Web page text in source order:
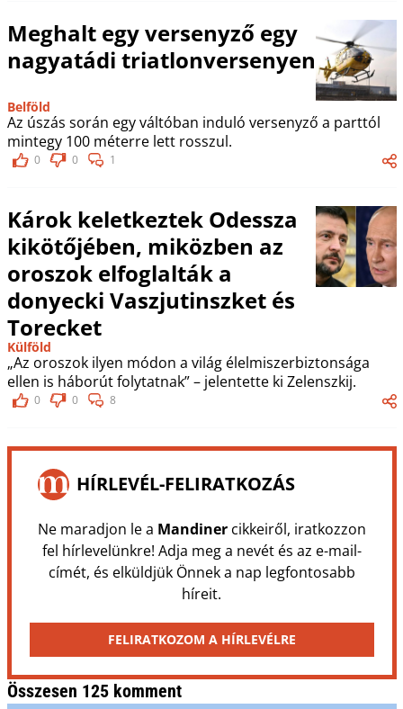
Meghalt egy versenyző egy
nagyatádi triatlonversenyen
Belföld
Az úszás során egy váltóban induló versenyző a parttól
mintegy 100 méterre lett rosszul.
0 0 1
Károk keletkeztek Odessza
kikötőjében, miközben az
oroszok elfoglalták a
donyecki Vaszjutinszket és
Torecket
Külföld
„Az oroszok ilyen módon a világ élelmiszerbiztonsága
ellen is háborút folytatnak” – jelentette ki Zelenszkij.
0 0 8
HÍRLEVÉL-FELIRATKOZÁS
Ne maradjon le a Mandinercikkeiről, iratkozzon
fel hírlevelünkre! Adja meg a nevét és az e-mail-
címét, és elküldjük Önnek a nap legfontosabb
híreit.
FELIRATKOZOM A HÍRLEVÉLRE
Összesen 125 komment